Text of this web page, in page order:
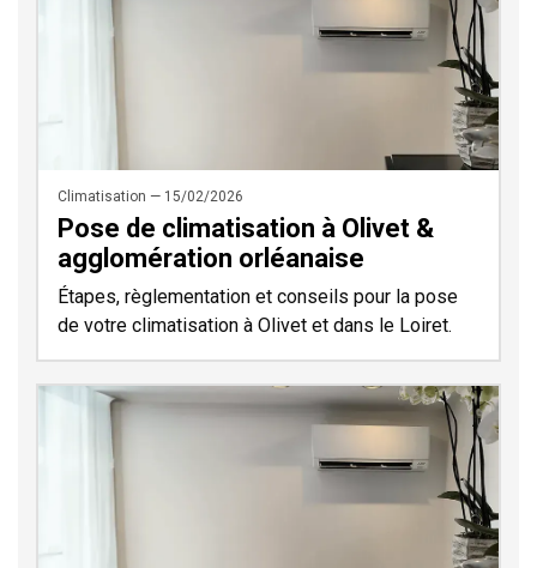
Climatisation — 15/02/2026
Pose de climatisation à Olivet &
agglomération orléanaise
Étapes, règlementation et conseils pour la pose
de votre climatisation à Olivet et dans le Loiret.